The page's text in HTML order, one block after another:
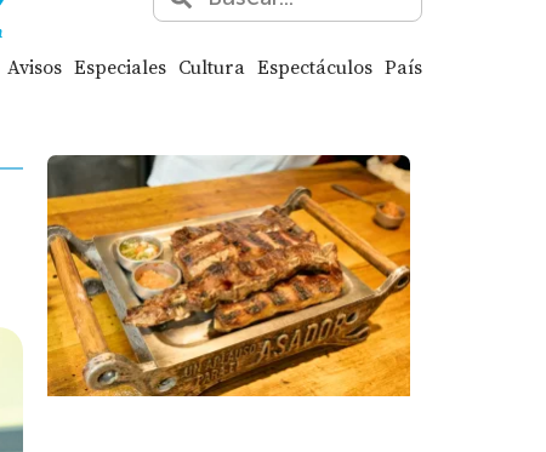
Avisos Especiales Cultura Espectáculos País